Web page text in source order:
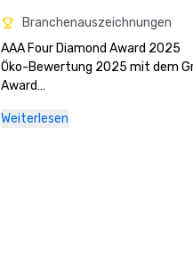
Branchenauszeichnungen
AAA Four Diamond Award 2025
Öko-Bewertung 2025 mit dem
Award
Weiterlesen